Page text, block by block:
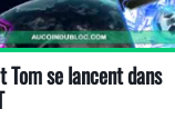
Tom se lancent dans